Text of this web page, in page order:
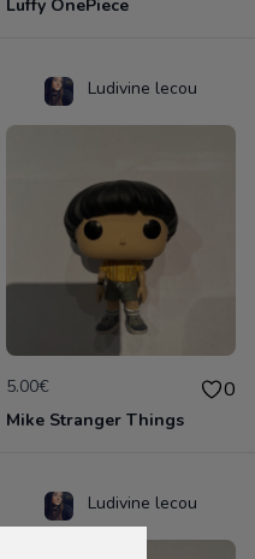
Luffy OnePiece
Ludivine lecou
5.00€ 0
Mike Stranger Things
Ludivine lecou